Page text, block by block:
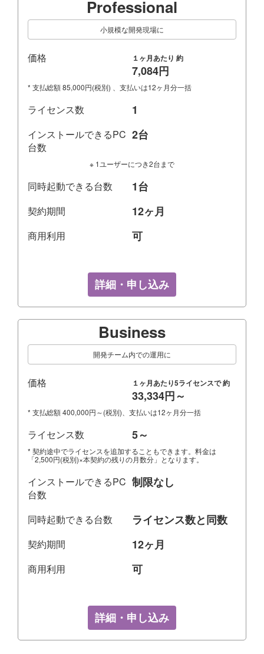
Professional
小規模な開発現場に
価格 １ヶ月あたり 約
7,084円
* 支払総額 85,000円(税別) 、支払いは12ヶ月分一括
ライセンス数 1
インストールできるPC
台数
2台
※ 1ユーザーにつき2台まで
同時起動できる台数 1台
契約期間 12ヶ月
商用利用 可
詳細・申し込み
Business
開発チーム内での運用に
価格 １ヶ月あたり5ライセンスで 約
33,334円～
* 支払総額 400,000円～(税別)、支払いは12ヶ月分一括
ライセンス数 5～
* 契約途中でライセンスを追加することもできます。料金は
「2,500円(税別)×本契約の残りの月数分」となります。
インストールできるPC
台数
制限なし
同時起動できる台数 ライセンス数と同数
契約期間 12ヶ月
商用利用 可
詳細・申し込み